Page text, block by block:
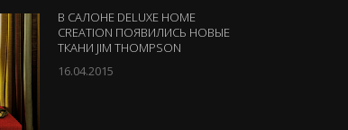
В САЛОНЕ DELUXE HOME
CREATION ПОЯВИЛИСЬ НОВЫЕ
ТКАНИ JIM THOMPSON
16.04.2015